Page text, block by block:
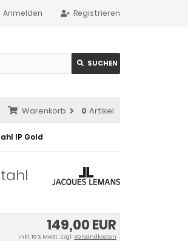
Registrieren
Anmelden
SUCHEN
Warenkorb 0 Artikel
IP Gold
149,00 EUR
inkl. 19 % MwSt. zzgl.Versandkosten